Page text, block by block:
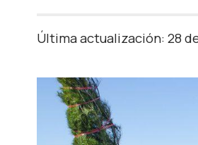
Última actualización: 28